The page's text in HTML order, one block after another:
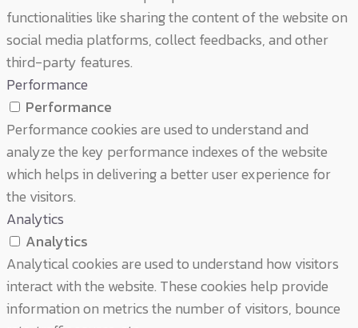
functionalities like sharing the content of the website on
social media platforms, collect feedbacks, and other
third-party features.
Performance
Performance
Performance cookies are used to understand and
analyze the key performance indexes of the website
which helps in delivering a better user experience for
the visitors.
Analytics
Analytics
Analytical cookies are used to understand how visitors
interact with the website. These cookies help provide
information on metrics the number of visitors, bounce